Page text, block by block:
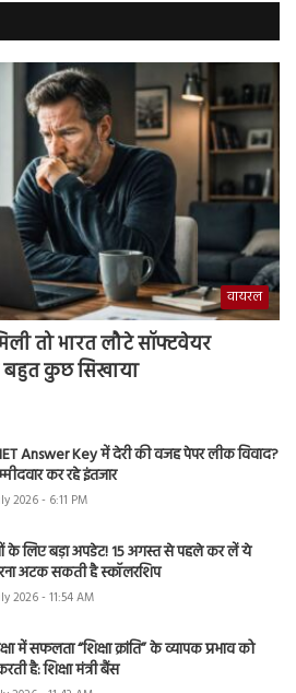
वायरल
तो भारत लौटे सॉफ्टवेयर
बहुत कुछ सिखाया
Answer Key में देरी की वजह पेपर लीक विवाद?
कर रहे इंतजार
2026 - 6:11 PM
के लिए बड़ा अपडेट! 15 अगस्त से पहले कर लें ये
अटक सकती है स्कॉलरशिप
2026 - 11:54 AM
में सफलता “शिक्षा क्रांति” के व्यापक प्रभाव को
है: शिक्षा मंत्री बैंस